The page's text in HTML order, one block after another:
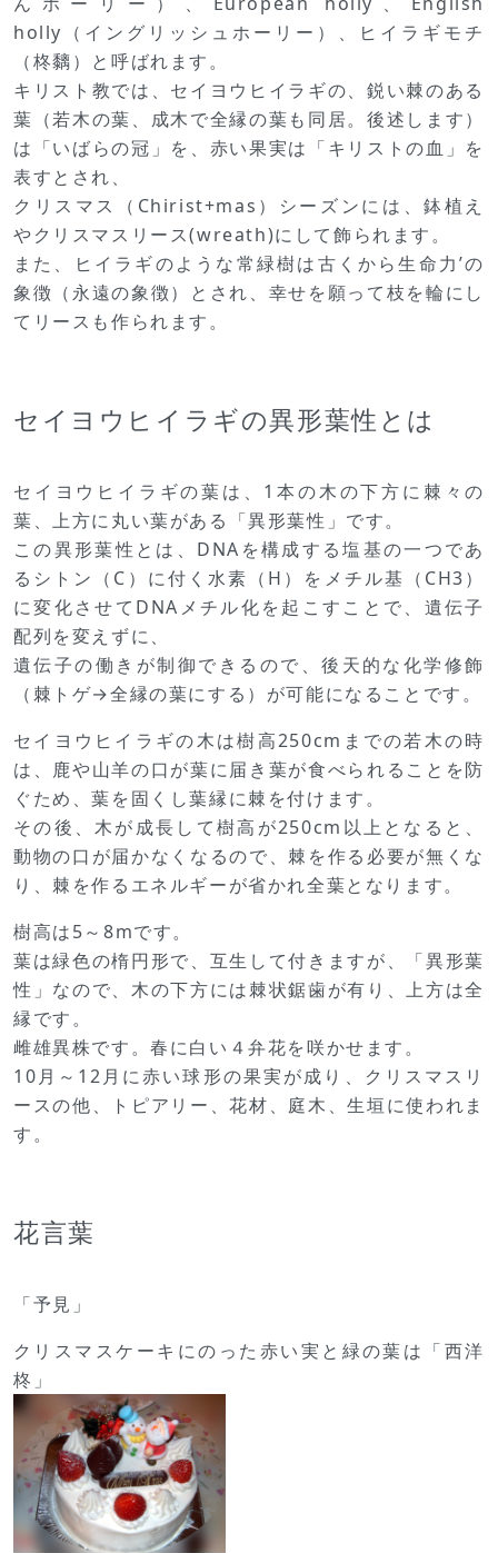
holly（イングリッシュホーリー）、ヒイラギモチ
（柊黐）と呼ばれます。
キリスト教では、セイヨウヒイラギの、鋭い棘のある
葉（若木の葉、成木で全縁の葉も同居。後述します）
は「いばらの冠」を、赤い果実は「キリストの血」を
表すとされ、
クリスマス（Chirist+mas）シーズンには、鉢植え
やクリスマスリース(wreath)にして飾られます。
また、ヒイラギのような常緑樹は古くから生命力’の
象徴（永遠の象徴）とされ、幸せを願って枝を輪にし
てリースも作られます。
セイヨウヒイラギの異形葉性とは
セイヨウヒイラギの葉は、1本の木の下方に棘々の
葉、上方に丸い葉がある「異形葉性」です。
この異形葉性とは、DNAを構成する塩基の一つであ
るシトン（C）に付く水素（H）をメチル基（CH3）
に変化させてDNAメチル化を起こすことで、遺伝子
配列を変えずに、
遺伝子の働きが制御できるので、後天的な化学修飾
（棘トゲ→全縁の葉にする）が可能になることです。
セイヨウヒイラギの木は樹高250cmまでの若木の時
は、鹿や山羊の口が葉に届き葉が食べられることを防
ぐため、葉を固くし葉縁に棘を付けます。
その後、木が成長して樹高が250cm以上となると、
動物の口が届かなくなるので、棘を作る必要が無くな
り、棘を作るエネルギーが省かれ全葉となります。
樹高は5～8mです。
葉は緑色の楕円形で、互生して付きますが、「異形葉
性」なので、木の下方には棘状鋸歯が有り、上方は全
縁です。
雌雄異株です。春に白い４弁花を咲かせます。
10月～12月に赤い球形の果実が成り、クリスマスリ
ースの他、トピアリー、花材、庭木、生垣に使われま
す。
花言葉
「予見」
クリスマスケーキにのった赤い実と緑の葉は「西洋
柊」